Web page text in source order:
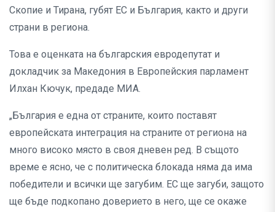
Скопие и Тирана, губят ЕС и България, както и други
страни в региона.
Това е оценката на българския евродепутат и
докладчик за Македония в Европейския парламент
Илхан Кючук, предаде МИА.
„България е една от страните, които поставят
европейската интеграция на страните от региона на
много високо място в своя дневен ред. В същото
време е ясно, че с политическа блокада няма да има
победители и всички ще загубим. ЕС ще загуби, защото
ще бъде подкопано доверието в него, ще се окаже